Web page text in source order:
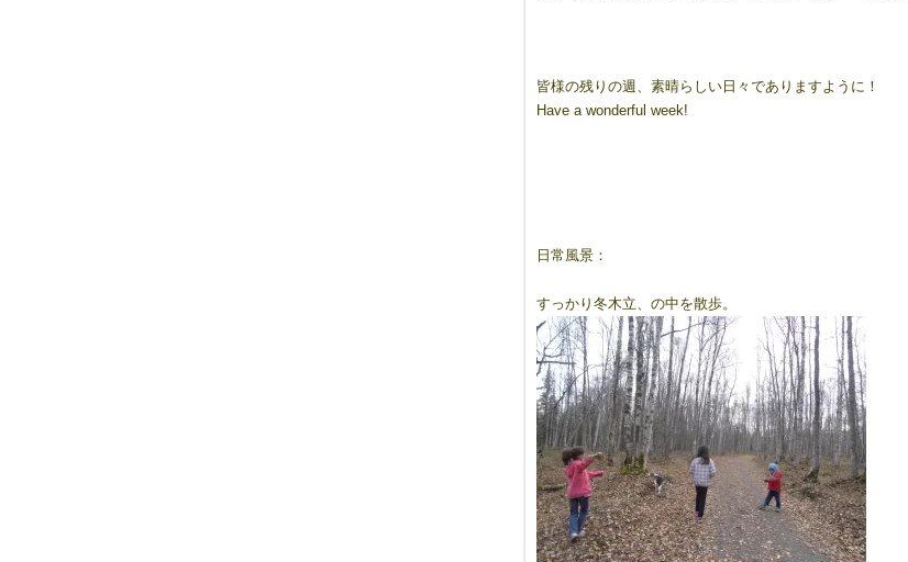
皆様の残りの週、素晴らしい日々でありますように！
Have a wonderful week!
日常風景：
すっかり冬木立、の中を散歩。